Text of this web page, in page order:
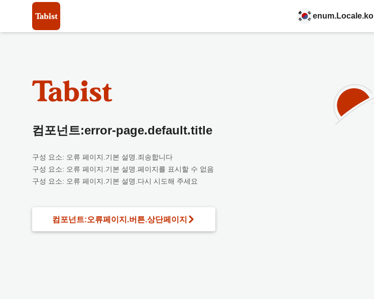
enum.Locale.ko
컴포넌트:error-page.default.title
구성 요소: 오류 페이지.기본 설명.죄송합니다
구성 요소: 오류 페이지.기본 설명.페이지를 표시할 수 없음
구성 요소: 오류 페이지.기본 설명.다시 시도해 주세요
컴포넌트:오류페이지.버튼.상단페이지